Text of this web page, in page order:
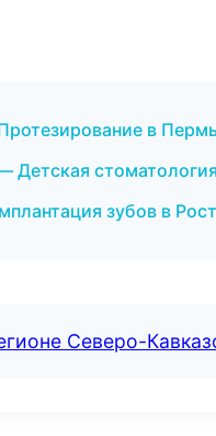
в
Детская
зубов в
Северо-